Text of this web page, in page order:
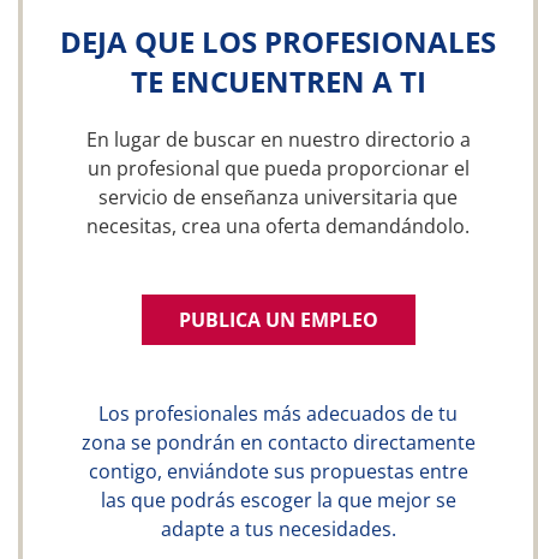
DEJA QUE LOS PROFESIONALES
TE ENCUENTREN A TI
En lugar de buscar en nuestro directorio a
un profesional que pueda proporcionar el
servicio de enseñanza universitaria que
necesitas, crea una oferta demandándolo.
PUBLICA UN EMPLEO
Los profesionales más adecuados de tu
zona se pondrán en contacto directamente
contigo, enviándote sus propuestas entre
las que podrás escoger la que mejor se
adapte a tus necesidades.